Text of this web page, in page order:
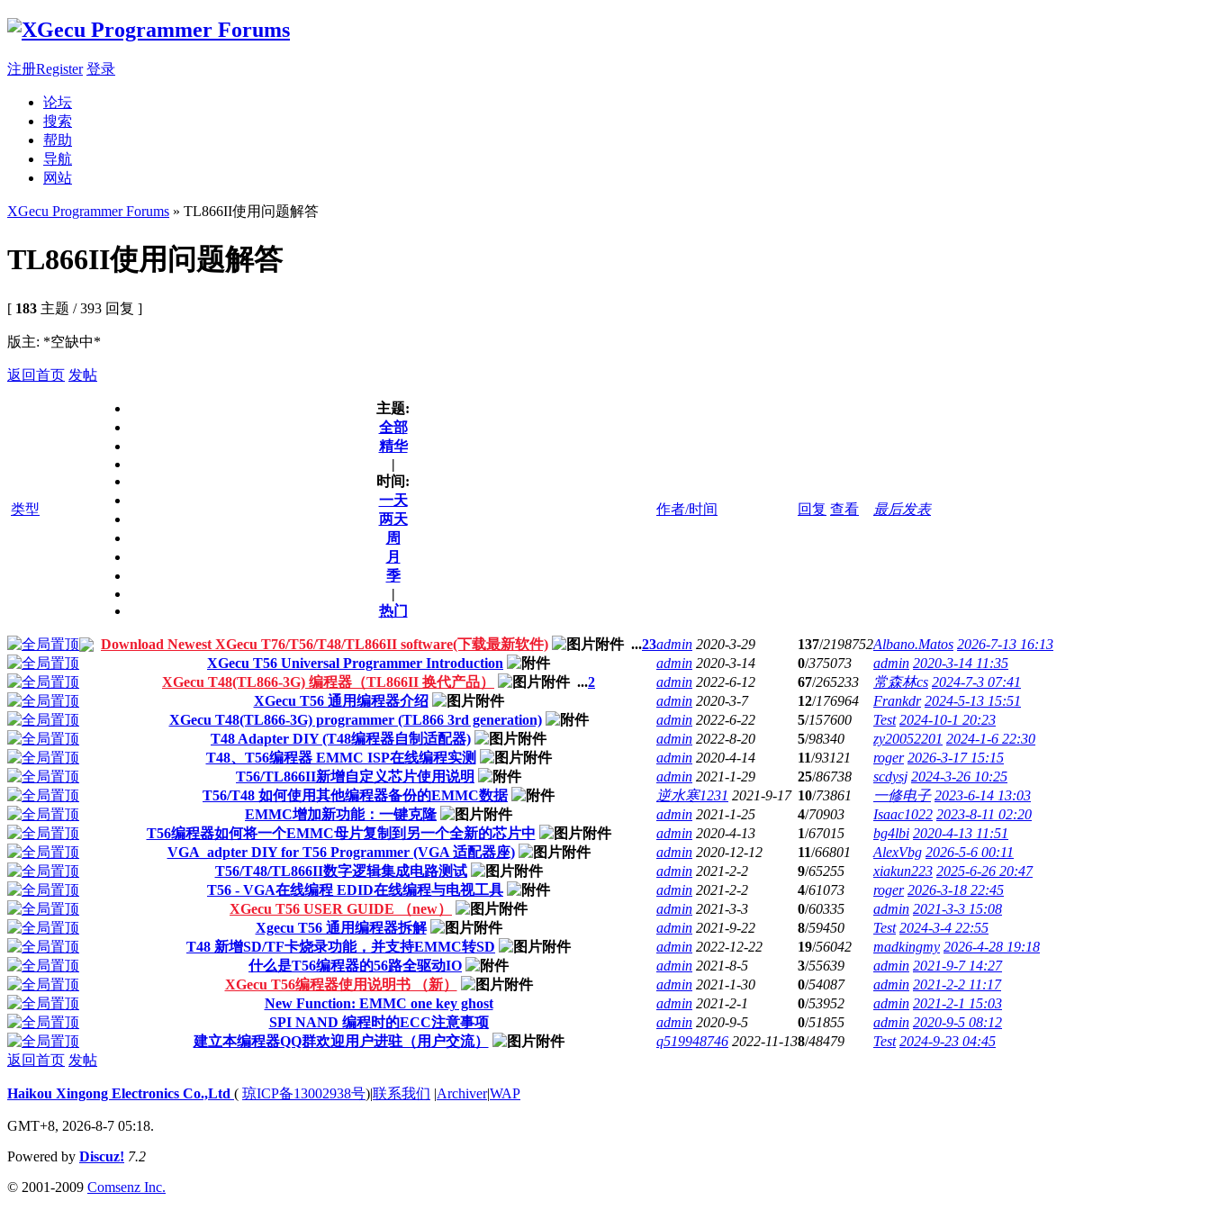
注册Register 登录
论坛
搜索
帮助
导航
网站
XGecu Programmer Forums » TL866II使用问题解答
TL866II使用问题解答
[ 183 主题 / 393 回复 ]
版主: *空缺中*
返回首页 发帖
类型
主题:
全部
精华
|
时间:
一天
两天
周
月
季
|
热门
作者/时间 回复 查看 最后发表
Download Newest XGecu T76/T56/T48/TL866II software(下载最新软件) ...23admin 2020-3-29 137/2198752Albano.Matos 2026-7-13 16:13
XGecu T56 Universal Programmer Introduction
admin 2020-3-14 0/375073 admin 2020-3-14 11:35
XGecu T48(TL866-3G) 编程器（TL866II 换代产品）
...2 admin 2022-6-12 67/265233 常森林cs 2024-7-3 07:41
XGecu T56 通用编程器介绍
admin 2020-3-7 12/176964 Frankdr 2024-5-13 15:51
XGecu T48(TL866-3G) programmer (TL866 3rd generation)
admin 2022-6-22 5/157600 Test 2024-10-1 20:23
T48 Adapter DIY (T48编程器自制适配器)
admin 2022-8-20 5/98340 zy20052201 2024-1-6 22:30
T48、T56编程器 EMMC ISP在线编程实测
admin 2020-4-14 11/93121 roger 2026-3-17 15:15
T56/TL866II新增自定义芯片使用说明
admin 2021-1-29 25/86738 scdysj 2024-3-26 10:25
T56/T48 如何使用其他编程器备份的EMMC数据
逆水寒1231 2021-9-17 10/73861 一修电子 2023-6-14 13:03
EMMC增加新功能：一键克隆
admin 2021-1-25 4/70903 Isaac1022 2023-8-11 02:20
T56编程器如何将一个EMMC母片复制到另一个全新的芯片中
admin 2020-4-13 1/67015 bg4lbi 2020-4-13 11:51
VGA_adpter DIY for T56 Programmer (VGA 适配器座)
admin 2020-12-12 11/66801 AlexVbg 2026-5-6 00:11
T56/T48/TL866II数字逻辑集成电路测试
admin 2021-2-2 9/65255 xiakun223 2025-6-26 20:47
T56 - VGA在线编程 EDID在线编程与电视工具
admin 2021-2-2 4/61073 roger 2026-3-18 22:45
XGecu T56 USER GUIDE （new）
admin 2021-3-3 0/60335 admin 2021-3-3 15:08
Xgecu T56 通用编程器拆解
admin 2021-9-22 8/59450 Test 2024-3-4 22:55
T48 新增SD/TF卡烧录功能，并支持EMMC转SD
admin 2022-12-22 19/56042 madkingmy 2026-4-28 19:18
什么是T56编程器的56路全驱动IO
admin 2021-8-5 3/55639 admin 2021-9-7 14:27
XGecu T56编程器使用说明书 （新）
admin 2021-1-30 0/54087 admin 2021-2-2 11:17
New Function: EMMC one key ghost
admin 2021-2-1 0/53952 admin 2021-2-1 15:03
SPI NAND 编程时的ECC注意事项
admin 2020-9-5 0/51855 admin 2020-9-5 08:12
建立本编程器QQ群欢迎用户进驻（用户交流）
q519948746 2022-11-138/48479 Test 2024-9-23 04:45
返回首页 发帖
Haikou Xingong Electronics Co.,Ltd ( 琼ICP备13002938号)|联系我们 |Archiver|WAP
GMT+8, 2026-8-7 05:18.
Powered by Discuz! 7.2
© 2001-2009 Comsenz Inc.